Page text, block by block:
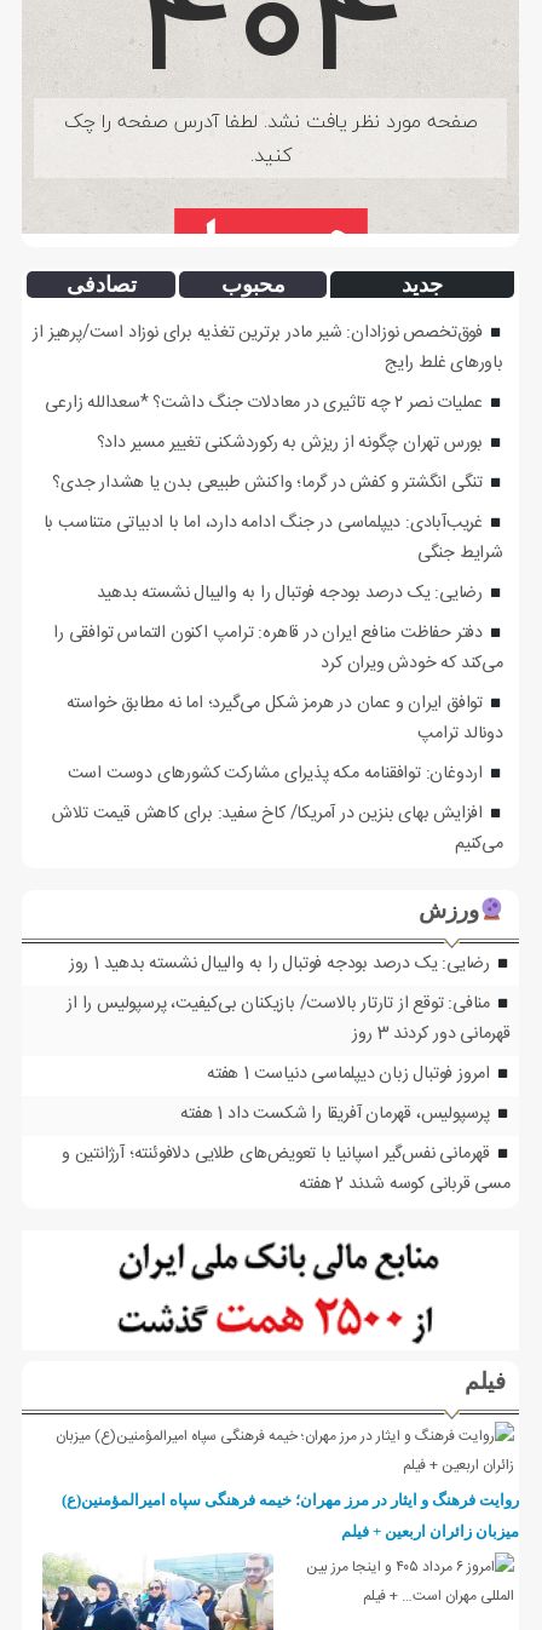
جدید محبوب تصادفی
فوق‌تخصص نوزادان: شیر مادر برترین تغذیه برای نوزاد است/پرهیز از
باورهای غلط رایج
عملیات نصر ۲ چه تاثیری در معادلات جنگ داشت؟ *سعدالله زارعی
بورس تهران چگونه از ریزش به رکوردشکنی تغییر مسیر داد؟
تنگی انگشتر و کفش در گرما؛ واکنش طبیعی بدن یا هشدار جدی؟
غریب‌آبادی: دیپلماسی در جنگ ادامه دارد، اما با ادبیاتی متناسب با
شرایط جنگی
رضایی: یک درصد بودجه فوتبال را به والیبال نشسته بدهید
دفتر حفاظت منافع ایران در قاهره: ترامپ اکنون التماس توافقی را
می‌کند که خودش ویران کرد
توافق ایران و عمان در هرمز شکل می‌گیرد؛ اما نه مطابق خواسته
دونالد ترامپ
اردوغان: توافقنامه مکه پذیرای مشارکت کشورهای دوست است
افزایش بهای بنزین در آمریکا/ کاخ سفید: برای کاهش قیمت تلاش
می‌کنیم
ورزش
رضایی: یک درصد بودجه فوتبال را به والیبال نشسته بدهید 1 روز
منافی: توقع از تارتار بالاست/ بازیکنان بی‌کیفیت، پرسپولیس را از
قهرمانی دور کردند 3 روز
امروز فوتبال زبان دیپلماسی دنیاست 1 هفته
پرسپولیس، قهرمان آفریقا را شکست داد 1 هفته
قهرمانی نفس‌گیر اسپانیا با تعویض‌های طلایی دلافوئنته؛ آرژانتین و
مسی قربانی کوسه شدند 2 هفته
فیلم
روایت فرهنگ و ایثار در مرز مهران؛ خیمه فرهنگی سپاه امیرالمؤمنین(ع)
میزبان زائران اربعین + فیلم